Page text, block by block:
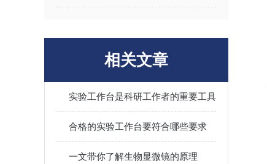
相关文章
实验工作台是科研工作者的重要工具
合格的实验工作台要符合哪些要求
一文带你了解生物显微镜的原理